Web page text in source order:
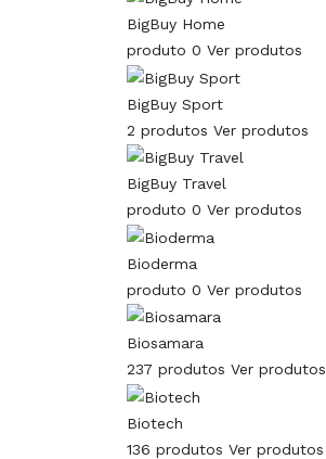
BigBuy Home
produto 0 Ver produtos
BigBuy Sport
2 produtos Ver produtos
BigBuy Travel
produto 0 Ver produtos
Bioderma
produto 0 Ver produtos
Biosamara
237 produtos Ver produtos
Biotech
136 produtos Ver produtos